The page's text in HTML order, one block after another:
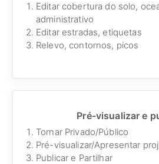
Editar cobertura do solo,
administrativo
Editar estradas, etiquetas
Relevo, contornos, picos
Pré-visualizar e
Tornar Privado/Público
Pré-visualizar/Apresentar
Publicar e Partilhar